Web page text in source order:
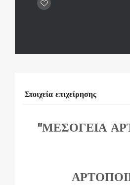
Στοιχεία επιχείρησης
"ΜΕΣΟΓΕΙΑ